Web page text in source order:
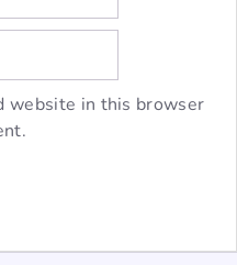
website in this browser